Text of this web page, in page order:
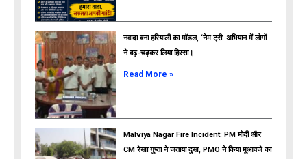
नवादा बना हरियाली का मॉडल, ‘नेम ट्री’ अभियान में लोगों
ने बढ़-चढ़कर लिया हिस्सा।
Read More »
Malviya Nagar Fire Incident: PM मोदी और
CM रेखा गुप्ता ने जताया दुख, PMO ने किया मुआवजे का